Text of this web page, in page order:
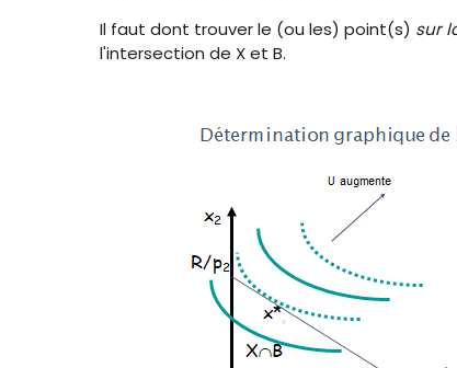
Il faut dont trouver le (ou les) point(s) sur
l'intersection de X et B.